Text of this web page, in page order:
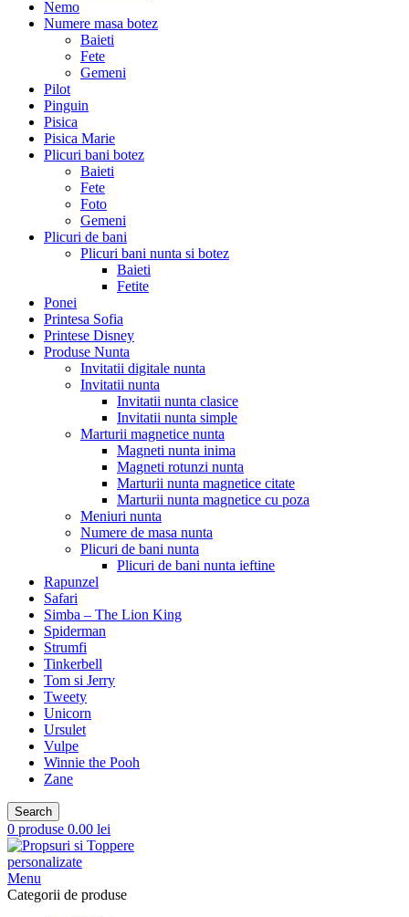
Nemo
Numere masa botez
Baieti
Fete
Gemeni
Pilot
Pinguin
Pisica
Pisica Marie
Plicuri bani botez
Baieti
Fete
Foto
Gemeni
Plicuri de bani
Plicuri bani nunta si botez
Baieti
Fetite
Ponei
Printesa Sofia
Printese Disney
Produse Nunta
Invitatii digitale nunta
Invitatii nunta
Invitatii nunta clasice
Invitatii nunta simple
Marturii magnetice nunta
Magneti nunta inima
Magneti rotunzi nunta
Marturii nunta magnetice citate
Marturii nunta magnetice cu poza
Meniuri nunta
Numere de masa nunta
Plicuri de bani nunta
Plicuri de bani nunta ieftine
Rapunzel
Safari
Simba – The Lion King
Spiderman
Strumfi
Tinkerbell
Tom si Jerry
Tweety
Unicorn
Ursulet
Vulpe
Winnie the Pooh
Zane
Search
0 produse 0.00 lei
Menu
Categorii de produse